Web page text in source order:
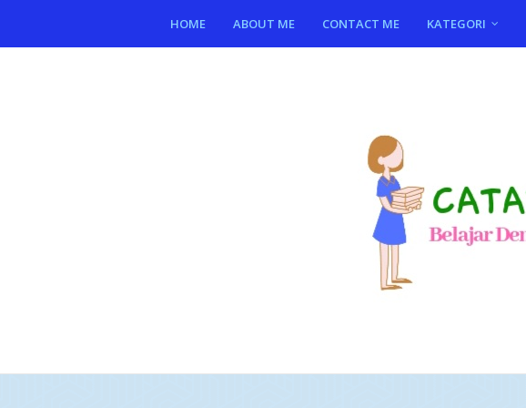
HOME ABOUT ME CONTACT ME KATEGORI